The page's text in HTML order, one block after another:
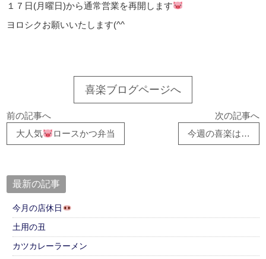
１７日(月曜日)から通常営業を再開します
ヨロシクお願いいたします(^^ゞ
喜楽ブログページへ
前の記事へ
大人気
ロースかつ弁当
次の記事へ
今週の喜楽は…
最新の記事
今月の店休日
土用の丑
カツカレーラーメン